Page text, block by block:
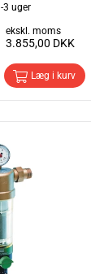
3 uger
ekskl. moms
3.855,00 DKK
Læg i kurv